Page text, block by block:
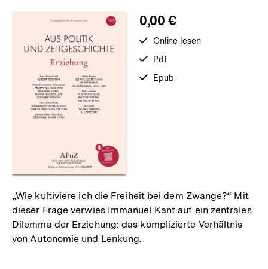
0,00 €
verfügbar
Online lesen
verfügbar
Pdf
verfügbar
Epub
„Wie kultiviere ich die Freiheit bei dem Zwange?“ Mit
dieser Frage verwies Immanuel Kant auf ein zentrales
Dilemma der Erziehung: das komplizierte Verhältnis
von Autonomie und Lenkung.